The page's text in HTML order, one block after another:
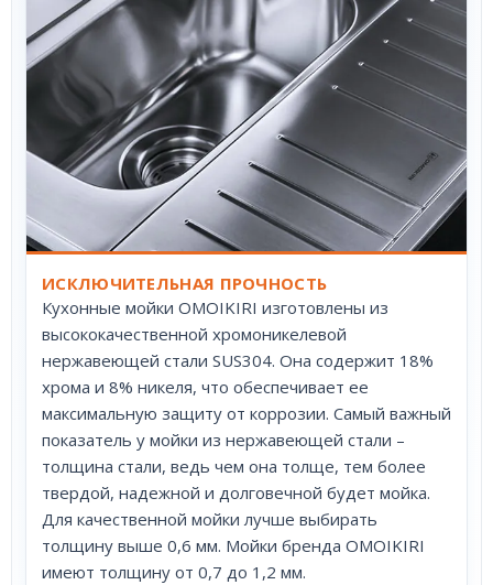
ИСКЛЮЧИТЕЛЬНАЯ ПРОЧНОСТЬ
Кухонные мойки OMOIKIRI изготовлены из
высококачественной хромоникелевой
нержавеющей стали SUS304. Она содержит 18%
хрома и 8% никеля, что обеспечивает ее
максимальную защиту от коррозии. Самый важный
показатель у мойки из нержавеющей стали –
толщина стали, ведь чем она толще, тем более
твердой, надежной и долговечной будет мойка.
Для качественной мойки лучше выбирать
толщину выше 0,6 мм. Мойки бренда OMOIKIRI
имеют толщину от 0,7 до 1,2 мм.